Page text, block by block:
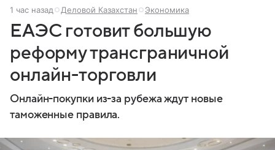
1 час назад Деловой Казахстан Экономика
ЕАЭС готовит большую
реформу трансграничной
онлайн-торговли
Онлайн-покупки из-за рубежа ждут новые
таможенные правила.